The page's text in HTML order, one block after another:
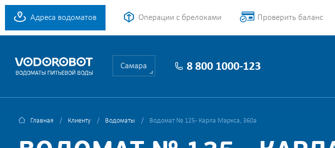
Адреса водоматов Операции с брелоками Проверить баланс
Самара 8 800 1000-123
Главная Клиенту Водоматы Водомат № 125 - Карла Маркса, 360а